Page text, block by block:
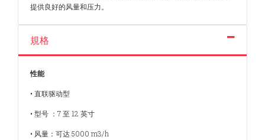
提供良好的风量和压力。
規格
性能
• 直联驱动型
• 型号 ：7 至 12 英寸
• 风量：可达 5000 m3/h